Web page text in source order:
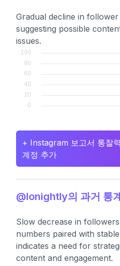
Gradual decline in
suggesting possible
issues.
+ Instagram 보고서 통찰
계정 추가
@lonightly의 과거 통
Slow decrease in
numbers paired with
indicates a need for
content and engagement.